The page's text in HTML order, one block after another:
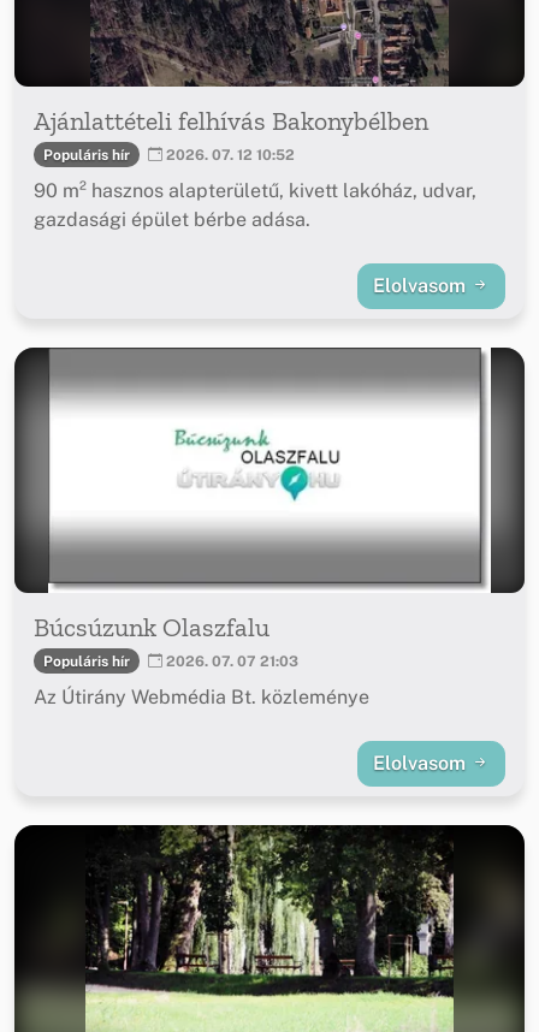
Ajánlattételi felhívás Bakonybélben
Populáris hír 2026. 07. 12 10:52
90 m² hasznos alapterületű, kivett lakóház, udvar,
gazdasági épület bérbe adása.
Elolvasom
Búcsúzunk Olaszfalu
Populáris hír 2026. 07. 07 21:03
Az Útirány Webmédia Bt. közleménye
Elolvasom